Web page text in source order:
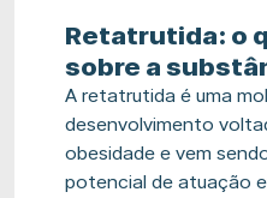
Retatrutida: o
sobre a
A retatrutida é uma
desenvolvimento
obesidade e vem
potencial de atuação